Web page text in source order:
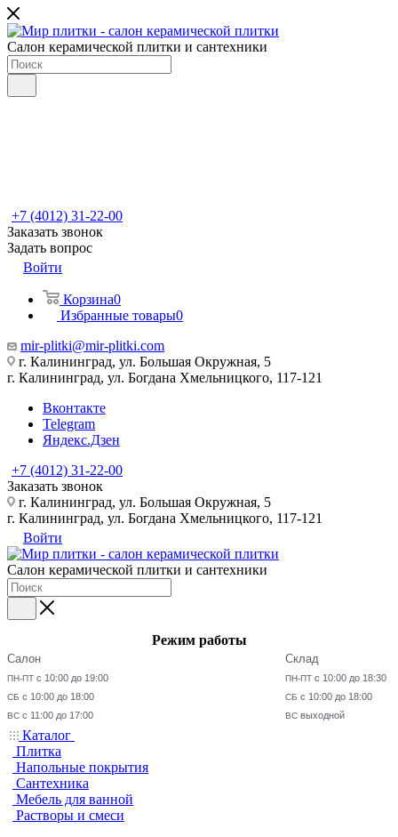
Салон керамической плитки и сантехники
+7 (4012) 31-22-00
Заказать звонок
Задать вопрос
Войти
Корзина0
Избранные товары0
mir-plitki@mir-plitki.com
г. Калининград, ул. Большая Окружная, 5
г. Калининград, ул. Богдана Хмельницкого, 117-121
Вконтакте
Telegram
Яндекс.Дзен
+7 (4012) 31-22-00
Заказать звонок
г. Калининград, ул. Большая Окружная, 5
г. Калининград, ул. Богдана Хмельницкого, 117-121
Войти
Салон керамической плитки и сантехники
Режим работы
Салон
ПН-ПТ с 10:00 до 19:00
СБ с 10:00 до 18:00
ВС с 11:00 до 17:00
Склад
ПН-ПТ с 10:00 до 18:30
СБ с 10:00 до 18:00
ВС выходной
Каталог
Плитка
Напольные покрытия
Сантехника
Мебель для ванной
Растворы и смеси